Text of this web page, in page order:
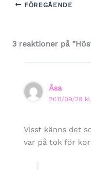
FÖREGÅENDE
3 reaktioner på
Åsa
2011/09/28
Visst känns det
var på tok för